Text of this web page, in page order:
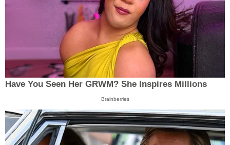
Have You Seen Her GRWM? She Inspires Millions
Brainberries